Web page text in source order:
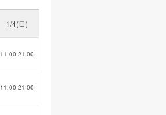
1/4(日)
11:00-21:00
11:00-21:00